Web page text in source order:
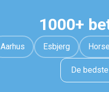
1000+
Aarhus Esbjerg
De